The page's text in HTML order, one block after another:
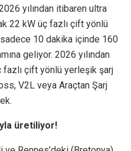
yılından itibaren ultra
22 kW üç fazlı çift yönlü
sadece 10 dakika içinde 160
geliyor. 2026 yılından
fazlı çift yönlü yerleşik şarj
V2L veya Araçtan Şarj
üretiliyor!